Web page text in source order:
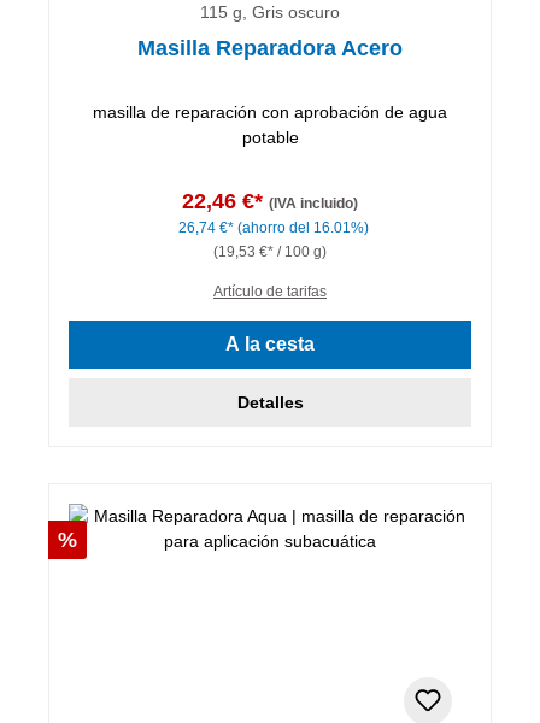
115 g, Gris oscuro
Masilla Reparadora Acero
masilla de reparación con aprobación de agua
potable
22,46 €* (IVA incluido)
26,74 €* (ahorro del 16.01%)
(19,53 €* / 100 g)
Artículo de tarifas
A la cesta
Detalles
Descuento
%